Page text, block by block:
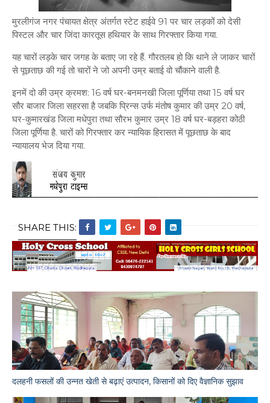
मुरलीगंज नगर पंचायत क्षेत्र अंतर्गत स्टेट हाईवे 91 पर चार लड़कों को देसी
पिस्टल और चार जिंदा कारतूस हथियार के साथ गिरफ्तार किया गया.
यह चारों लड़के चार जगह के बताए जा रहे हैं. गौरतलब हो कि थाने ले जाकर चारों
से पूछताछ की गई तो चारों ने जो अपनी उम्र बताई वो चौंकाने वाली है.
इनमें दो की उम्र क्रमश: 16 वर्ष घर-बनमनखी जिला पूर्णिया तथा 15 वर्ष घर
सौर बाजार जिला सहरसा है जबकि प्रिन्स उर्फ मंतोष कुमार की उम्र 20 वर्ष,
घर-कुमारखंड जिला मधेपुरा तथा सौरभ कुमार उम्र 18 वर्ष घर-बड़हरा कोठी
जिला पूर्णिया है. चारों को गिरफ्तार कर न्यायिक हिरासत में पूछताछ के बाद
न्यायालय भेज दिया गया.
SHARE THIS:
दलहनी फसलों की उन्नत खेती से बढ़ाएं उत्पादन, किसानों को दिए वैज्ञानिक सुझाव